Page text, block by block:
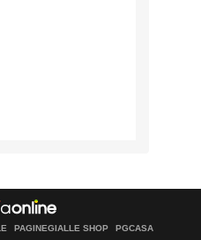
PAGINEGIALLE SHOP
PGCASA